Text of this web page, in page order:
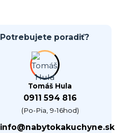
Potrebujete poradiť?
Tomáš Hula
0911 594 816
(Po-Pia, 9-16hod)
info@nabytokakuchyne.sk